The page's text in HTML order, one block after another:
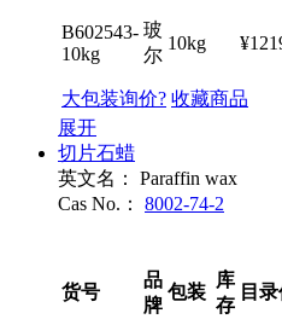
B602543-
10kg
玻
尔
10kg
大包装询价? 收藏商品
展开
切片石蜡
英文名：
Paraffin wax
Cas No.：
8002-74-2
货号
品
牌
包装
库
存
目